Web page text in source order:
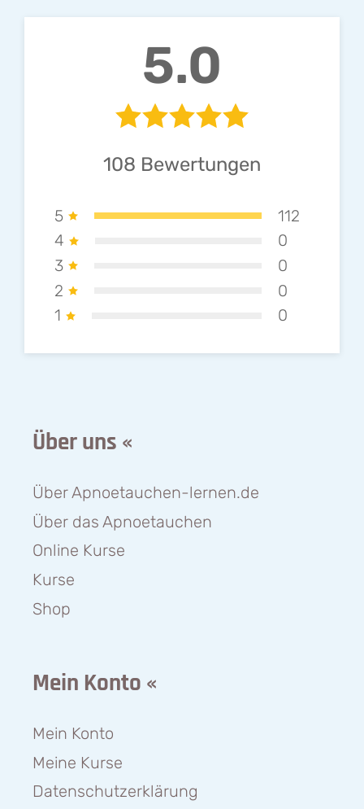
5.0
108 Bewertungen
5
112
4
0
3
0
2
0
1
0
Über uns «
Über Apnoetauchen-lernen.de
Über das Apnoetauchen
Online Kurse
Kurse
Shop
Mein Konto «
Mein Konto
Meine Kurse
Datenschutzerklärung